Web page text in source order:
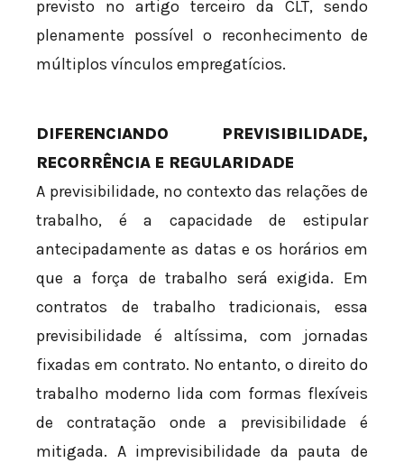
previsto no artigo terceiro da CLT, sendo
plenamente possível o reconhecimento de
múltiplos vínculos empregatícios.
DIFERENCIANDO PREVISIBILIDADE,
RECORRÊNCIA E REGULARIDADE
A previsibilidade, no contexto das relações de
trabalho, é a capacidade de estipular
antecipadamente as datas e os horários em
que a força de trabalho será exigida. Em
contratos de trabalho tradicionais, essa
previsibilidade é altíssima, com jornadas
fixadas em contrato. No entanto, o direito do
trabalho moderno lida com formas flexíveis
de contratação onde a previsibilidade é
mitigada. A imprevisibilidade da pauta de